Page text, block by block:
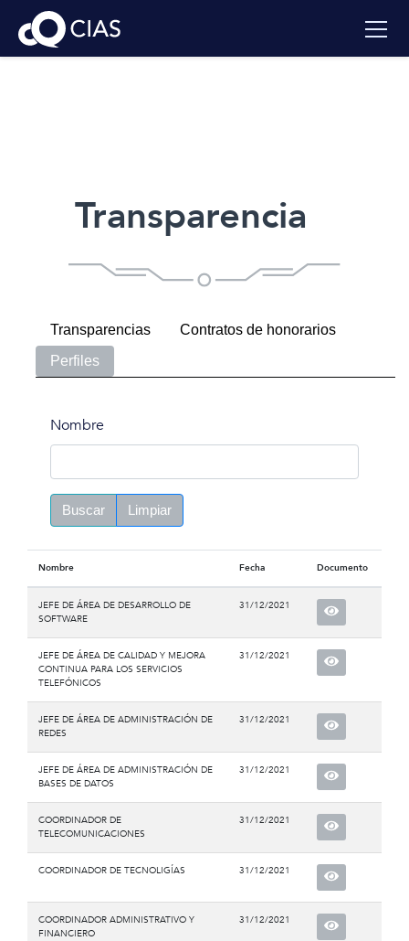
Transparencia
Transparencias
Contratos de honorarios
Perfiles
Nombre
Buscar Limpiar
Nombre Fecha Documento
JEFE DE ÁREA DE DESARROLLO DE
SOFTWARE
31/12/2021
JEFE DE ÁREA DE CALIDAD Y MEJORA
CONTINUA PARA LOS SERVICIOS
TELEFÓNICOS
31/12/2021
JEFE DE ÁREA DE ADMINISTRACIÓN DE
REDES
31/12/2021
JEFE DE ÁREA DE ADMINISTRACIÓN DE
BASES DE DATOS
31/12/2021
COORDINADOR DE
TELECOMUNICACIONES
31/12/2021
COORDINADOR DE TECNOLIGÍAS 31/12/2021
COORDINADOR ADMINISTRATIVO Y
FINANCIERO
31/12/2021